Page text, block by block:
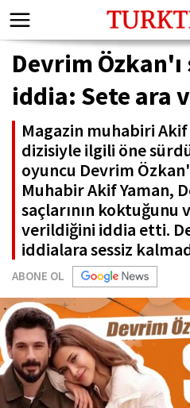
Devrim
iddia: Sete ara
Magazin muhabiri Akif
dizisiyle ilgili öne
oyuncu Devrim
Muhabir Akif Yaman,
saçlarının koktuğunu
verildiğini iddia etti.
iddialara sessiz
ABONE OL